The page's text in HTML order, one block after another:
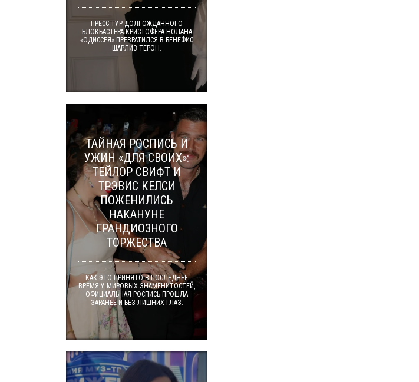
ПРЕСС-ТУР ДОЛГОЖДАННОГО
БЛОКБАСТЕРА КРИСТОФЕРА НОЛАНА
«ОДИССЕЯ» ПРЕВРАТИЛСЯ В БЕНЕФИС
ШАРЛИЗ ТЕРОН.
ТАЙНАЯ РОСПИСЬ И
УЖИН «ДЛЯ СВОИХ»:
ТЕЙЛОР СВИФТ И
ТРЭВИС КЕЛСИ
ПОЖЕНИЛИСЬ
НАКАНУНЕ
ГРАНДИОЗНОГО
ТОРЖЕСТВА
КАК ЭТО ПРИНЯТО В ПОСЛЕДНЕЕ
ВРЕМЯ У МИРОВЫХ ЗНАМЕНИТОСТЕЙ,
ОФИЦИАЛЬНАЯ РОСПИСЬ ПРОШЛА
ЗАРАНЕЕ И БЕЗ ЛИШНИХ ГЛАЗ.